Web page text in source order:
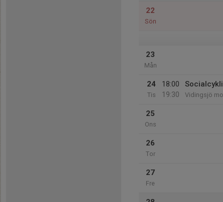
22
Sön
23
Mån
24
Tis
18:00
19:30
Vidingsjö
25
Ons
26
Tor
27
Fre